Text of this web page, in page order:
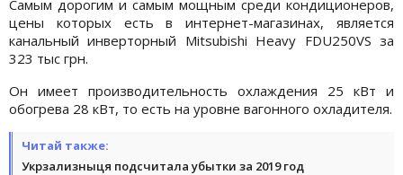
Самым дорогим и самым мощным среди кондиционеров,
цены которых есть в интернет-магазинах, является
канальный инверторный Mitsubishi Heavy FDU250VS за
323 тыс грн.
Он имеет производительность охлаждения 25 кВт и
обогрева 28 кВт, то есть на уровне вагонного охладителя.
Читай также:
Укрзализныця подсчитала убытки за 2019 год